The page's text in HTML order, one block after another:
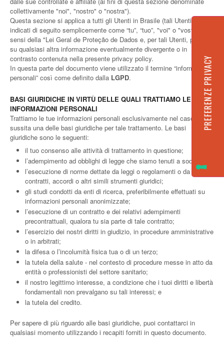
collettivamente "noi", "nostro" o "nostra").
Questa sezione si applica a tutti gli Utenti in Brasile (tali Utenti sono
indicati di seguito semplicemente come “tu”, “tuo”, "voi" o "vostro"), ai
sensi della "Lei Geral de Proteção de Dados e, per tali Utenti, prevale
su qualsiasi altra informazione eventualmente divergente o in
contrasto contenuta nella presente privacy policy.
In questa parte del documento viene utilizzato il termine “informazioni
personali” così come definito dalla LGPD.
BASI GIURIDICHE IN VIRTÙ DELLE QUALI TRATTIAMO LE TUE
INFORMAZIONI PERSONALI
Trattiamo le tue informazioni personali esclusivamente nel caso in cui
sussita una delle basi giuridiche per tale trattamento. Le basi
giuridiche sono le seguenti:
il tuo consenso alle attività di trattamento in questione;
l’adempimento ad obblighi di legge che siamo tenuti a soddisfare;
l’esecuzione di norme dettate da leggi o regolamenti o da
contratti, accordi o altri simili strumenti giuridici;
gli studi condotti da enti di ricerca, preferibilmente effettuati su
informazioni personali anonimizzate;
l’esecuzione di un contratto e dei relativi adempimenti
precontrattuali, qualora tu sia parte di tale contratto;
l’esercizio dei nostri diritti in giudizio, in procedure amministrative
o in arbitrati;
la difesa o l’incolumità fisica tua o di un terzo;
la tutela della salute - nel contesto di procedure messe in atto da
entità o professionisti del settore sanitario;
il nostro legittimo interesse, a condizione che i tuoi diritti e libertà
fondamentali non prevalgano su tali interessi; e
la tutela del credito.
Per sapere di più riguardo alle basi giuridiche, puoi contattarci in
qualsiasi momento utilizzando i recapiti forniti in questo documento.